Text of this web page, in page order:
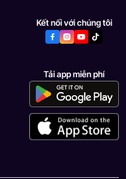
Kết nối với chúng tôi
Tải app miễn phí